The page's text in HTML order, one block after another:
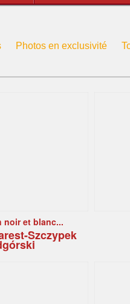
Photos en exclusivité
noir et blanc...
Szczypek